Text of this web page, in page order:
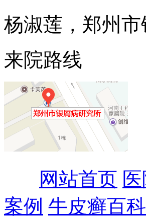
杨淑莲，郑州
来院路线
网站首页
案例 牛皮癣百科